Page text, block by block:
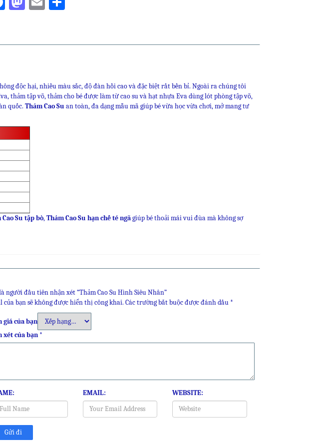
độc hại, nhiều màu sắc, độ đàn hồi cao và đặc biệt rất bền bỉ. Ngoài ra chúng tôi
thảm tập võ, thảm cho bé được làm từ cao su và hạt nhựa Eva dùng lót phòng tập võ,
quốc. Thảm Cao Su an toàn, đa dạng mẫu mã giúp bé vừa học vừa chơi, mở mang tư
Cao Su tập bò,Thảm Cao Su hạn chế té ngãgiúp bé thoải mái vui đùa mà không sợ
người đầu tiên nhận xét “Thảm Cao Su Hình Siêu Nhân”
của bạn sẽ không được hiển thị công khai. Các trường bắt buộc được đánh dấu *
giá của bạn
xét của bạn*
EMAIL: WEBSITE: